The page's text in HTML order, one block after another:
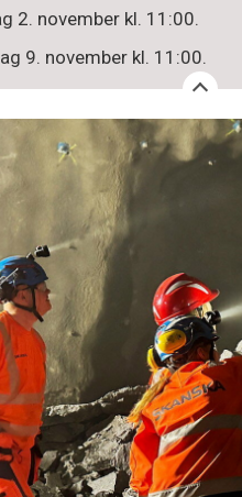
2. november kl. 11:00.
9. november kl. 11:00.